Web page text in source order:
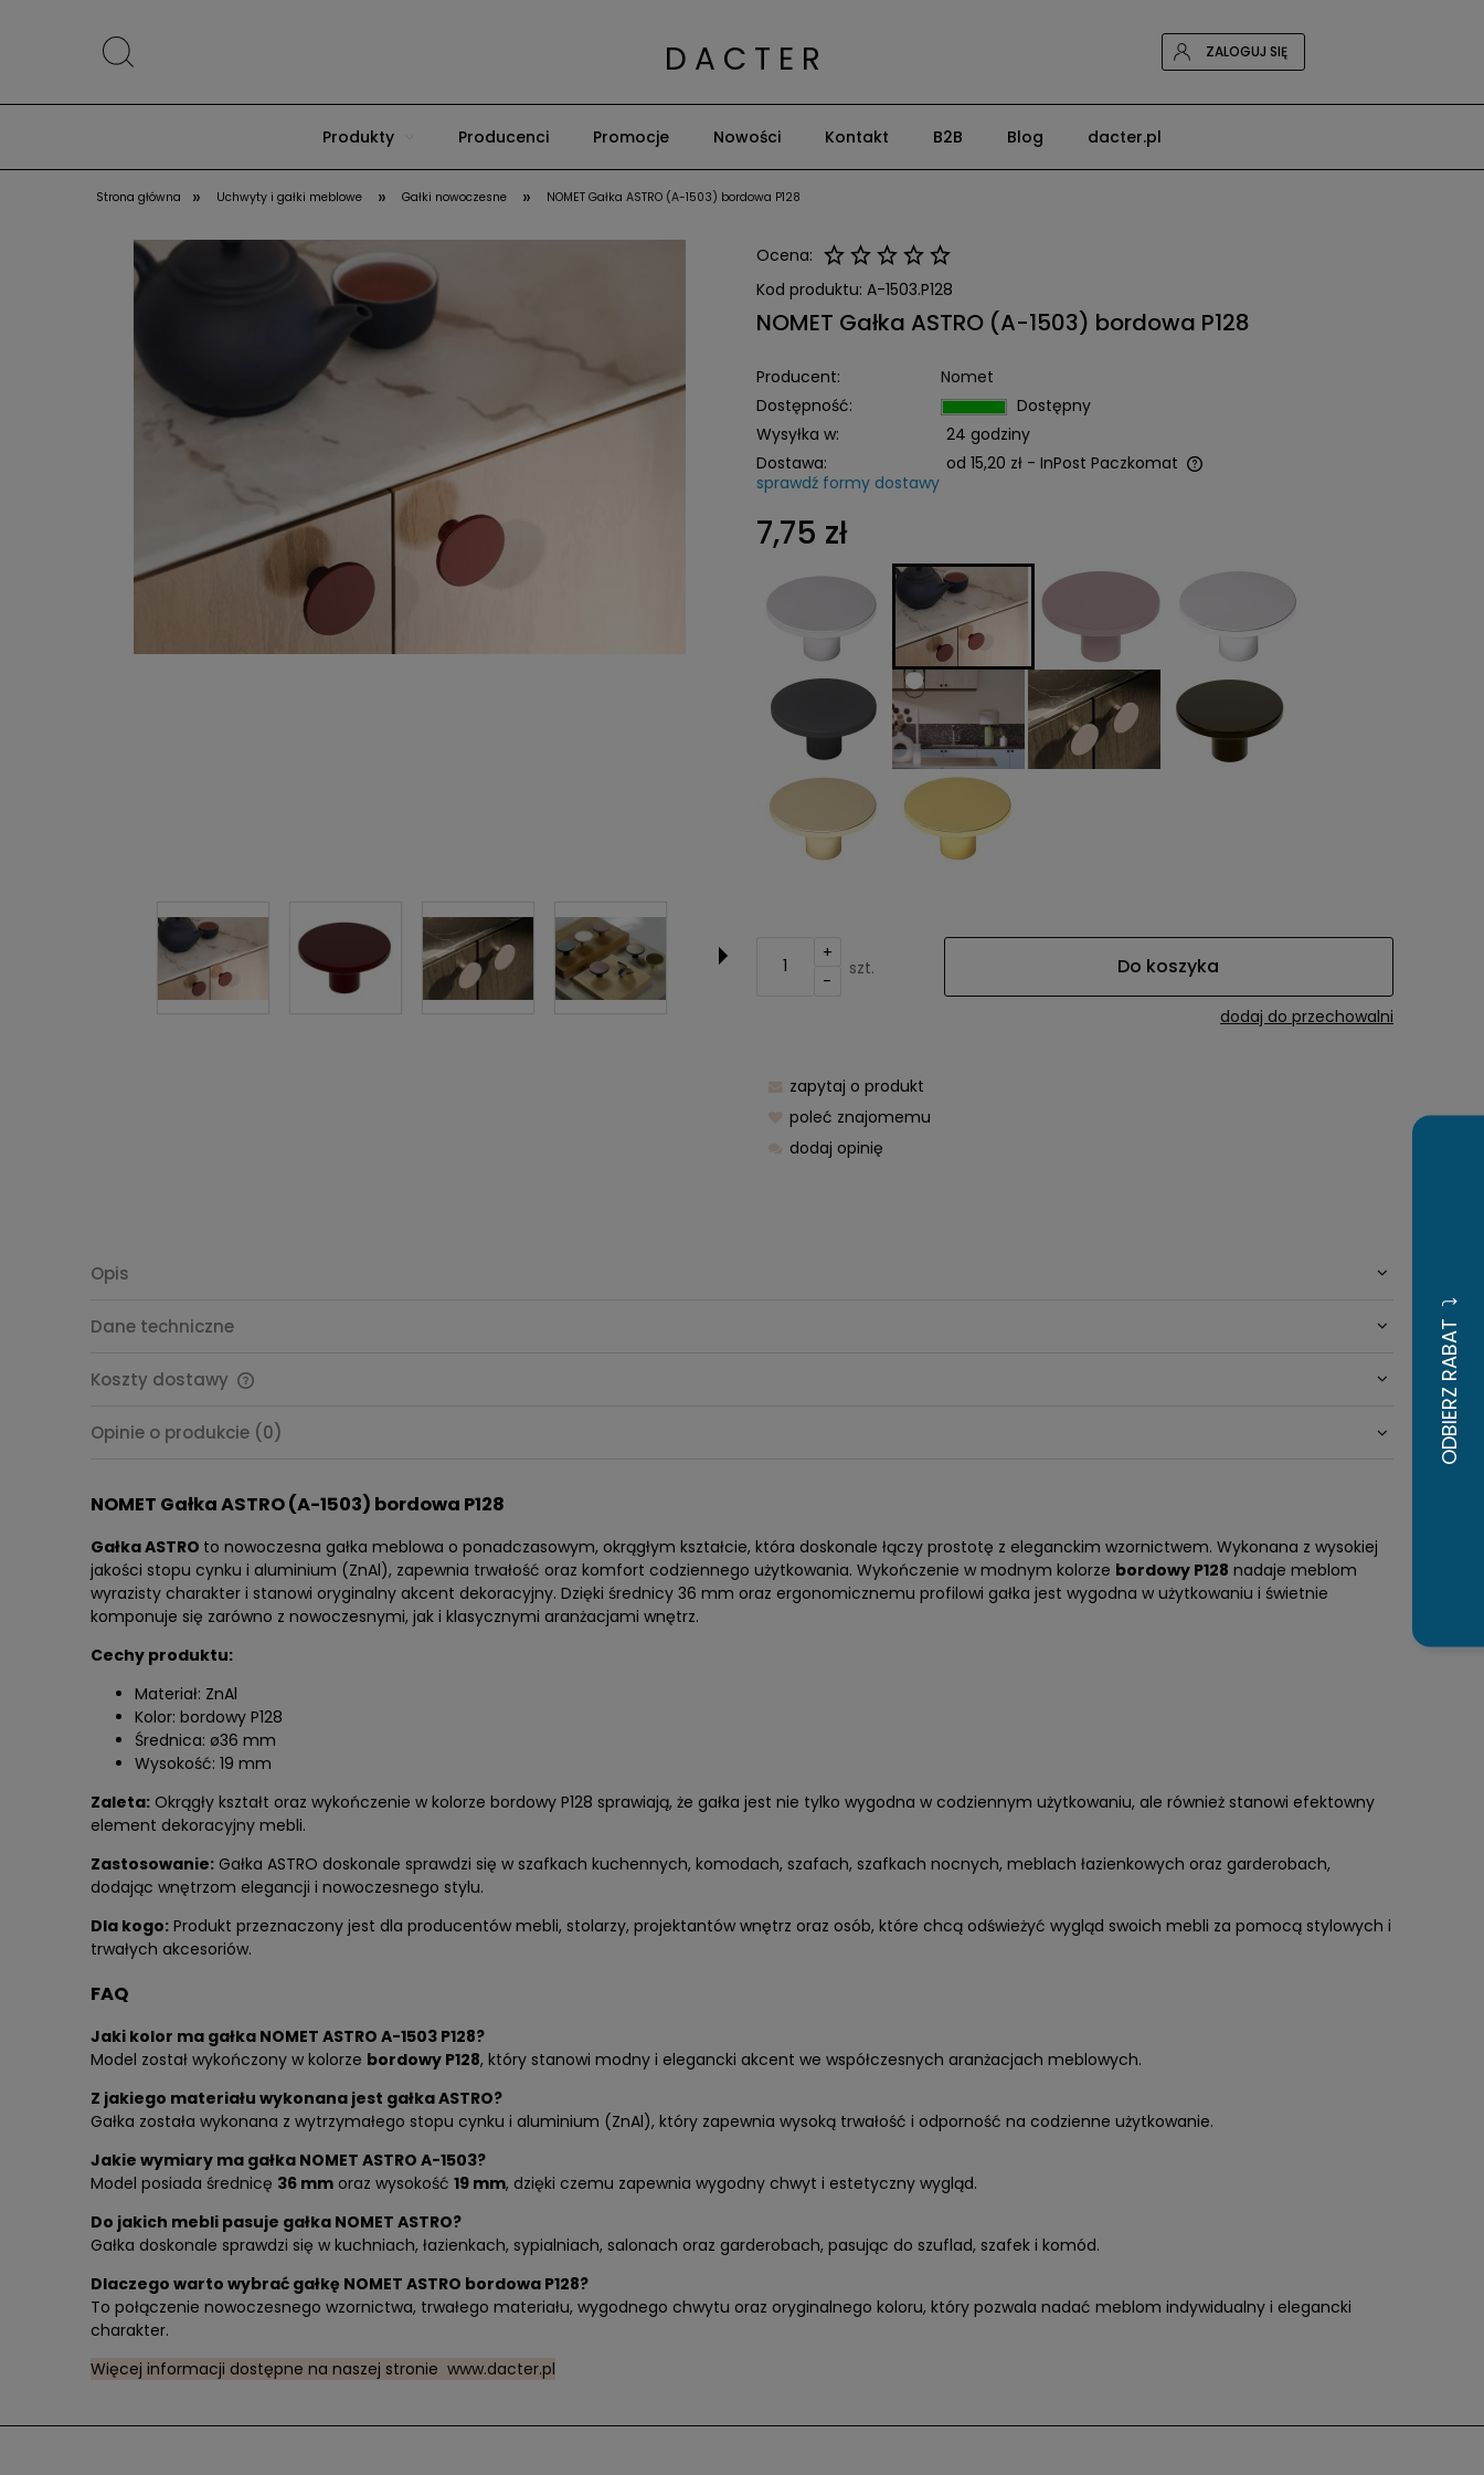
D A C T E R ZALOGUJ SIĘ
Produkty Producenci Promocje Nowości Kontakt B2B Blog dacter.pl
Strona główna » Uchwyty i gałki meblowe » Gałki nowoczesne » NOMET Gałka ASTRO (A-1503) bordowa P128
Ocena:
Kod produktu: A-1503.P128
NOMET Gałka ASTRO (A-1503) bordowa P128
Producent:
Nomet
Dostępność:
Dostępny
Wysyłka w:
24 godziny
Dostawa:
od 15,20 zł - InPost Paczkomat
sprawdź formy dostawy
7,75 zł
+
-
szt. Do koszyka
dodaj do przechowalni
zapytaj o produkt
poleć znajomemu
dodaj opinię
Opis
Dane techniczne
Koszty dostawy
Cena nie zawiera ewentualnych
kosztów płatności
Opinie o produkcie (0)
NOMET Gałka ASTRO (A-1503) bordowa P128
Gałka ASTRO to nowoczesna gałka meblowa o ponadczasowym, okrągłym kształcie, która doskonale łączy prostotę z eleganckim wzornictwem. Wykonana z wysokiej
jakości stopu cynku i aluminium (ZnAl), zapewnia trwałość oraz komfort codziennego użytkowania. Wykończenie w modnym kolorze bordowy P128 nadaje meblom
wyrazisty charakter i stanowi oryginalny akcent dekoracyjny. Dzięki średnicy 36 mm oraz ergonomicznemu profilowi gałka jest wygodna w użytkowaniu i świetnie
komponuje się zarówno z nowoczesnymi, jak i klasycznymi aranżacjami wnętrz.
Cechy produktu:
Materiał: ZnAl
Kolor: bordowy P128
Średnica: ø36 mm
Wysokość: 19 mm
Zaleta: Okrągły kształt oraz wykończenie w kolorze bordowy P128 sprawiają, że gałka jest nie tylko wygodna w codziennym użytkowaniu, ale również stanowi efektowny
element dekoracyjny mebli.
Zastosowanie: Gałka ASTRO doskonale sprawdzi się w szafkach kuchennych, komodach, szafach, szafkach nocnych, meblach łazienkowych oraz garderobach,
dodając wnętrzom elegancji i nowoczesnego stylu.
Dla kogo: Produkt przeznaczony jest dla producentów mebli, stolarzy, projektantów wnętrz oraz osób, które chcą odświeżyć wygląd swoich mebli za pomocą stylowych i
trwałych akcesoriów.
FAQ
Jaki kolor ma gałka NOMET ASTRO A-1503 P128?
Model został wykończony w kolorze bordowy P128, który stanowi modny i elegancki akcent we współczesnych aranżacjach meblowych.
Z jakiego materiału wykonana jest gałka ASTRO?
Gałka została wykonana z wytrzymałego stopu cynku i aluminium (ZnAl), który zapewnia wysoką trwałość i odporność na codzienne użytkowanie.
Jakie wymiary ma gałka NOMET ASTRO A-1503?
Model posiada średnicę 36 mm oraz wysokość 19 mm, dzięki czemu zapewnia wygodny chwyt i estetyczny wygląd.
Do jakich mebli pasuje gałka NOMET ASTRO?
Gałka doskonale sprawdzi się w kuchniach, łazienkach, sypialniach, salonach oraz garderobach, pasując do szuflad, szafek i komód.
Dlaczego warto wybrać gałkę NOMET ASTRO bordowa P128?
To połączenie nowoczesnego wzornictwa, trwałego materiału, wygodnego chwytu oraz oryginalnego koloru, który pozwala nadać meblom indywidualny i elegancki
charakter.
Więcej informacji dostępne na naszej stronie www.dacter.pl